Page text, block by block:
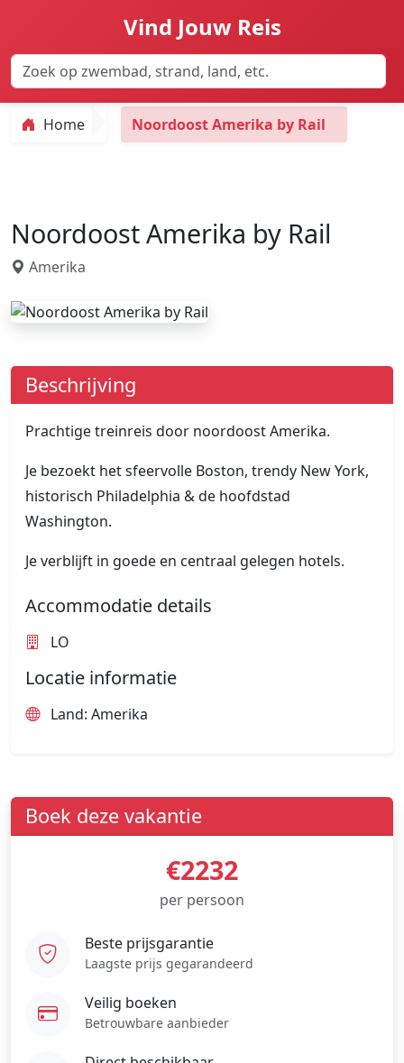
Vind Jouw Reis
Home Noordoost Amerika by Rail
Noordoost Amerika by Rail
Amerika
Beschrijving
Prachtige treinreis door noordoost Amerika.
Je bezoekt het sfeervolle Boston, trendy New York,
historisch Philadelphia & de hoofdstad
Washington.
Je verblijft in goede en centraal gelegen hotels.
Accommodatie details
LO
Locatie informatie
Land: Amerika
Boek deze vakantie
€2232
per persoon
Beste prijsgarantie
Laagste prijs gegarandeerd
Veilig boeken
Betrouwbare aanbieder